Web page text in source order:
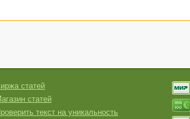
статей
статей
текст на уникальность